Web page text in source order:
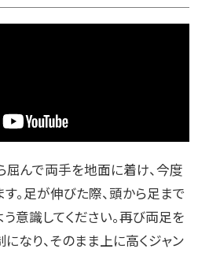
んで両手を地面に着け、今度
。足が伸びた際、頭から足まで
意識してください。再び両足を
なり、そのまま上に高くジャン